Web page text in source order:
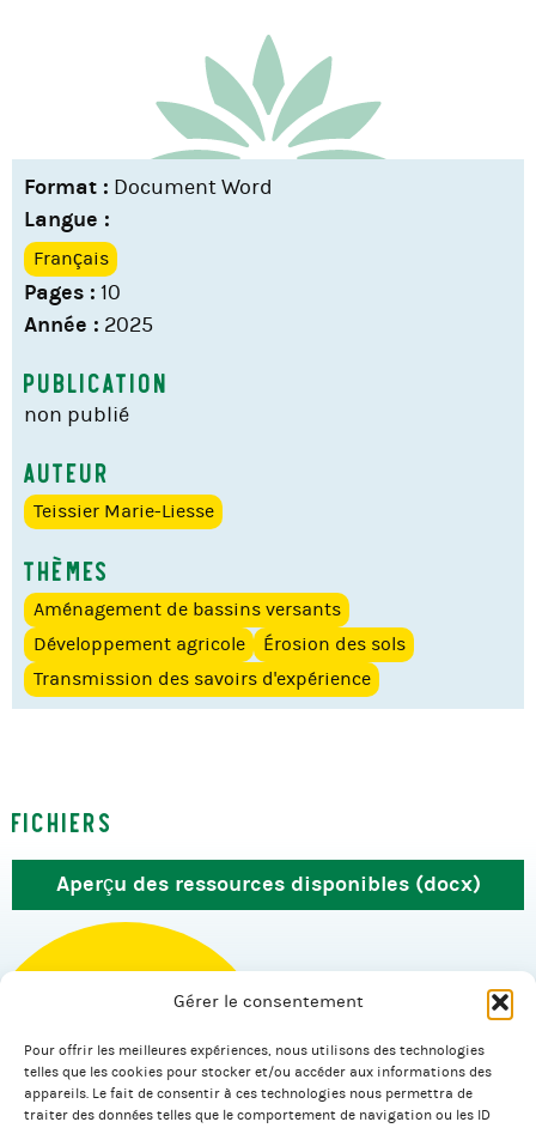
Gérer le consentement
Pour offrir les meilleures expériences, nous utilisons des technologies
telles que les cookies pour stocker et/ou accéder aux informations des
appareils. Le fait de consentir à ces technologies nous permettra de
traiter des données telles que le comportement de navigation ou les ID
Format : Document Word
Langue :
Français
Pages : 10
Année : 2025
Publication
non publié
Auteur
Teissier Marie-Liesse
Thèmes
Aménagement de bassins versants
Développement agricole
Érosion des sols
Transmission des savoirs d'expérience
Fichiers
Aperçu des ressources disponibles (docx)
© 2026 Salagnac.